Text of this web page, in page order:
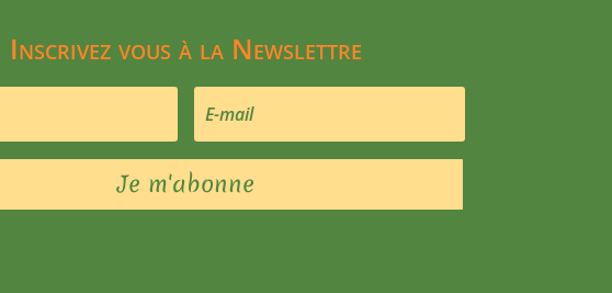
Inscrivez vous à la Newslettre
Je m'abonne